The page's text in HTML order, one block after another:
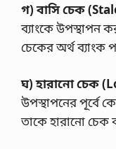
গ) বাসি চেক (
ব্যাংকে উপস্থাপন
চেকের অর্থ ব্যাংক
ঘ) হারানো চেক (
উপস্থাপনের পূর্বে
তাকে হারানো চেক